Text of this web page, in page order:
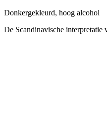
Donkergekleurd, hoog alcohol
De Scandinavische interpretatie